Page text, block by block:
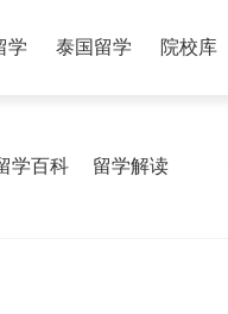
学 泰国留学 院校库
学百科 留学解读